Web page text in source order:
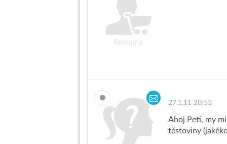
Reklama
27.1.11 20:53
Ahoj Peti, my
těstoviny